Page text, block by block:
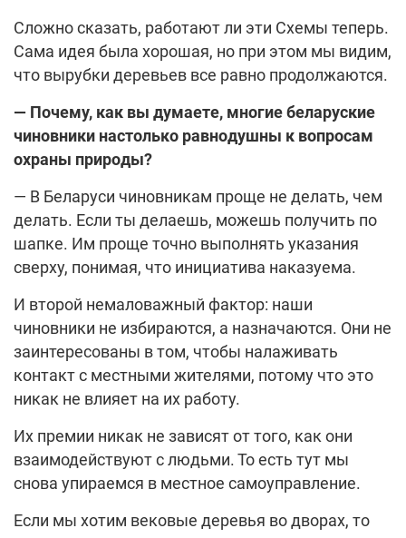
Сложно сказать, работают ли эти Схемы теперь.
Сама идея была хорошая, но при этом мы видим,
что вырубки деревьев все равно продолжаются.
— Почему, как вы думаете, многие беларуские
чиновники настолько равнодушны к вопросам
охраны природы?
— В Беларуси чиновникам проще не делать, чем
делать. Если ты делаешь, можешь получить по
шапке. Им проще точно выполнять указания
сверху, понимая, что инициатива наказуема.
И второй немаловажный фактор: наши
чиновники не избираются, а назначаются. Они не
заинтересованы в том, чтобы налаживать
контакт с местными жителями, потому что это
никак не влияет на их работу.
Их премии никак не зависят от того, как они
взаимодействуют с людьми. То есть тут мы
снова упираемся в местное самоуправление.
Если мы хотим вековые деревья во дворах, то